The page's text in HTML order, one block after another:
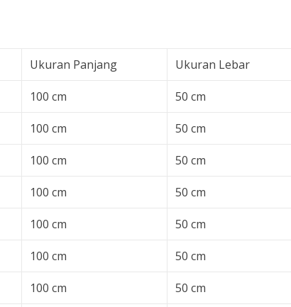
Ukuran Panjang Ukuran Lebar
100 cm 50 cm
100 cm 50 cm
100 cm 50 cm
100 cm 50 cm
100 cm 50 cm
100 cm 50 cm
100 cm 50 cm